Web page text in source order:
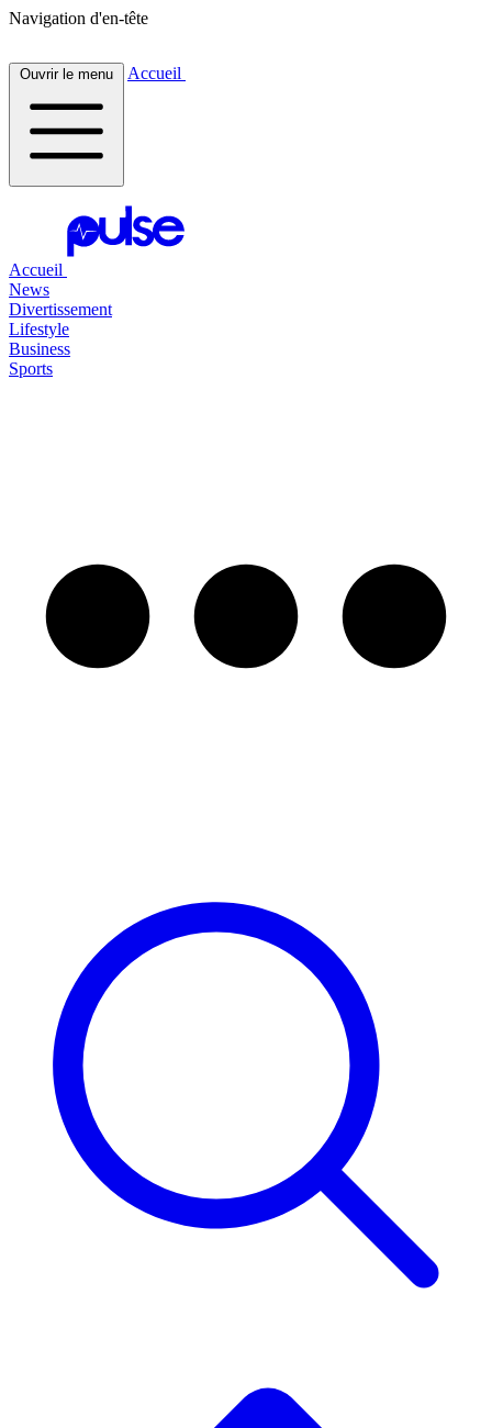
Navigation d'en-tête
Ouvrir le menu Accueil
Accueil
News
Divertissement
Lifestyle
Business
Sports